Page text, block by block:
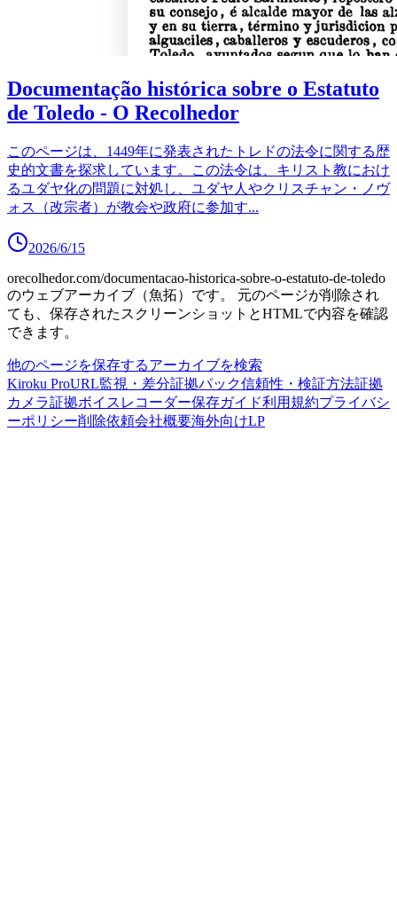
Documentação histórica sobre o Estatuto
de Toledo - O Recolhedor
このページは、1449年に発表されたトレドの法令に関する歴
史的文書を探求しています。この法令は、キリスト教におけ
るユダヤ化の問題に対処し、ユダヤ人やクリスチャン・ノヴ
ォス（改宗者）が教会や政府に参加す...
2026/6/15
orecolhedor.com/documentacao-historica-sobre-o-estatuto-de-toledo
のウェブアーカイブ（魚拓）です。
元のページが削除され
ても、保存されたスクリーンショットとHTMLで内容を確認
できます。
他のページを保存するアーカイブを検索
Kiroku ProURL監視・差分証拠パック信頼性・検証方法証拠
カメラ証拠ボイスレコーダー保存ガイド利用規約プライバシ
ーポリシー削除依頼会社概要海外向けLP